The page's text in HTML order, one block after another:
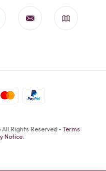
All Rights Reserved - Terms
Notice.